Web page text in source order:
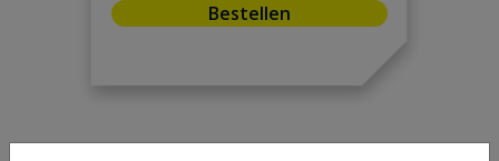
Remmen/ Wielen
(44)
Vooras/ Stuurinrichting(17)
Bestellen